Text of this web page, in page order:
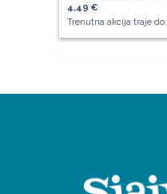
4,49 €
Trenutna akcija traje do: